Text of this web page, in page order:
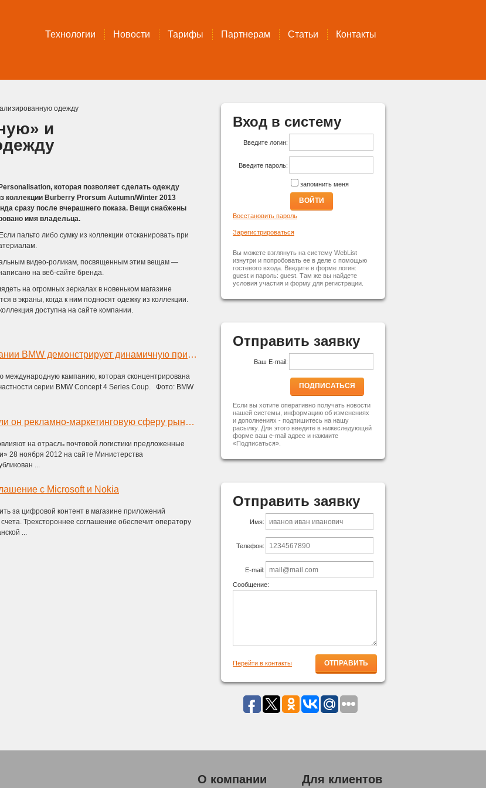
Технологии Новости Тарифы Партнерам Статьи Контакты
одежду
и
которая позволяет сделать одежду
коллекции Burberry Prorsum Autumn/Winter 2013
сразу после вчерашнего показа. Вещи снабжены
имя владельца.
Если пальто либо сумку из коллекции отсканировать при
видео-роликам, посвященным этим вещам —
на веб-сайте бренда.
на огромных зеркалах в новеньком магазине
в экраны, когда к ним подносят одежку из коллекции.
доступна на сайте компании.
В новой глобальной кампании BMW демонстрирует динамичную природу серии Concept 4 Series Coup
международную кампанию, которая сконцентрирована
серии BMW Concept 4 Series Coup. Фото: BMW
Почтовый закон: заденет ли он рекламно-маркетинговую сферу рынка Украины?
на отрасль почтовой логистики предложенные
28 ноября 2012 на сайте Министерства
...
с Microsoft и Nokia
за цифровой контент в магазине приложений
Трехстороннее соглашение обеспечит оператору
...
Вход в систему
Введите логин:
Введите пароль:
запомнить меня
ВОЙТИ
Восстановить пароль
Зарегистрироваться
Вы можете взглянуть на систему WebList
изнутри и попробовать ее в деле с помощью
гостевого входа. Введите в форме логин:
guest и пароль: guest. Там же вы найдете
условия участия и форму для регистрации.
Отправить заявку
Ваш E-mail:
ПОДПИСАТЬСЯ
Если вы хотите оперативно получать новости
нашей системы, информацию об изменениях
и дополнениях - подпишитесь на нашу
расылку. Для этого введите в нижеследующей
форме ваш e-mail адрес и нажмите
«Подписаться».
Отправить заявку
Имя:
Телефон:
E-mail:
Сообщение:
Перейти в контакты
О компании Для клиентов